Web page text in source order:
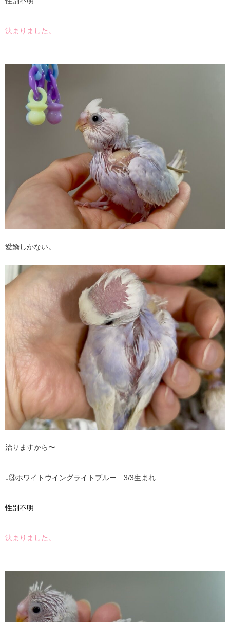
決まりました。
愛嬌しかない。
治りますから〜
↓③ホワイトウイングライトブルー 3/3生まれ
性別不明
決まりました。